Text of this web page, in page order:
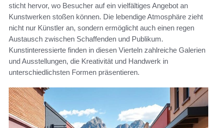
sticht hervor, wo Besucher auf ein vielfältiges Angebot an
Kunstwerken stoßen können. Die lebendige Atmosphäre zieht
nicht nur Künstler an, sondern ermöglicht auch einen regen
Austausch zwischen Schaffenden und Publikum.
Kunstinteressierte finden in diesen Vierteln zahlreiche Galerien
und Ausstellungen, die Kreativität und Handwerk in
unterschiedlichsten Formen präsentieren.